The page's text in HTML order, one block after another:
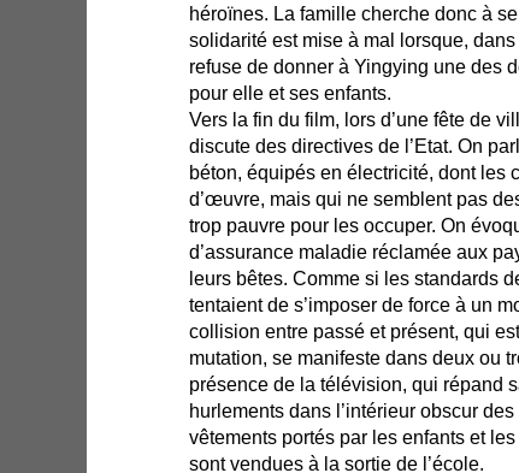
héroïnes. La famille cherche donc à
solidarité est mise à mal lorsque,
refuse de donner à Yingying une des
pour elle et ses enfants.
Vers la fin du film, lors d’une fête de
discute des directives de l’Etat. On
béton, équipés en électricité, dont les
d’œuvre, mais qui ne semblent pas
trop pauvre pour les occuper. On
d’assurance maladie réclamée aux
leurs bêtes. Comme si les standards
tentaient de s’imposer de force à un
collision entre passé et présent, qui
mutation, se manifeste dans deux ou
présence de la télévision, qui répand
hurlements dans l’intérieur obscur
vêtements portés par les enfants et
sont vendues à la sortie de l’école.